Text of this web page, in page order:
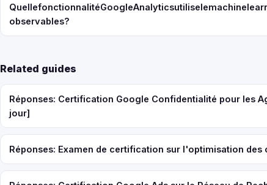
observables?
Related guides
Réponses: Certification Google Confidentialité pour les
jour]
Réponses: Examen de certification sur l'optimisation des